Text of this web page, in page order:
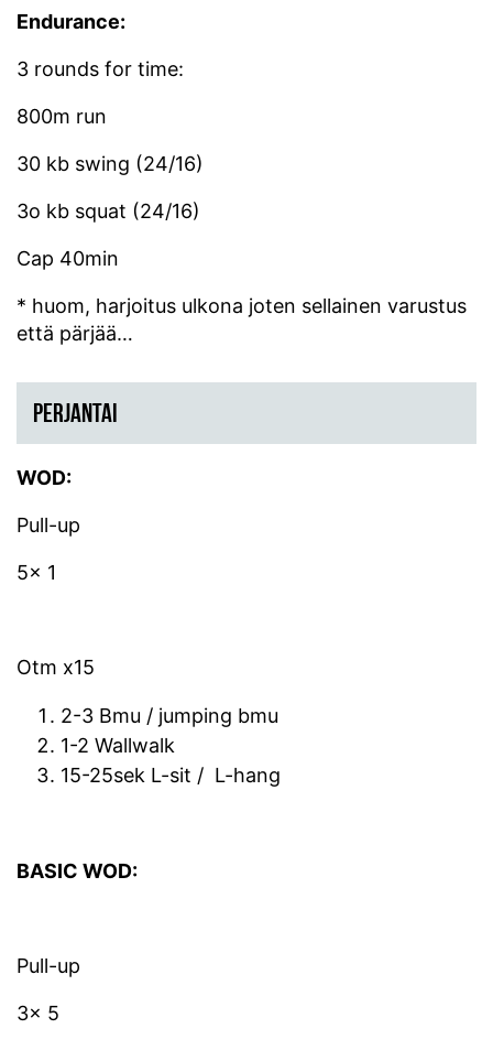
Endurance:
3 rounds for time:
800m run
30 kb swing (24/16)
3o kb squat (24/16)
Cap 40min
* huom, harjoitus ulkona joten sellainen varustus
että pärjää…
PERJANTAI
WOD:
Pull-up
5x 1
Otm x15
2-3 Bmu / jumping bmu
1-2 Wallwalk
15-25sek L-sit / L-hang
BASIC WOD:
Pull-up
3x 5